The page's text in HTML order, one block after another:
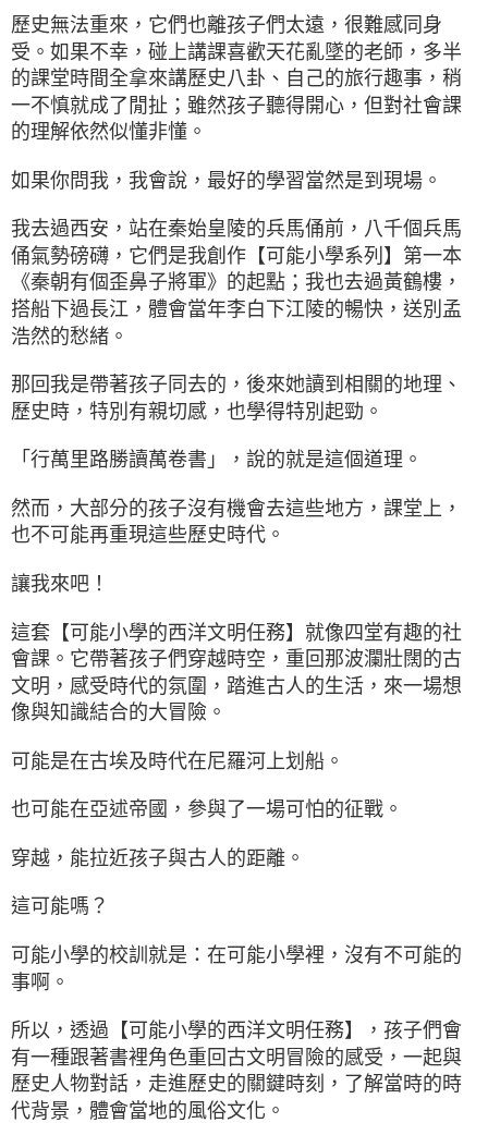
歷史無法重來，它們也離孩子們太遠，很難感同身
受。如果不幸，碰上講課喜歡天花亂墜的老師，多半
的課堂時間全拿來講歷史八卦、自己的旅行趣事，稍
一不慎就成了閒扯；雖然孩子聽得開心，但對社會課
的理解依然似懂非懂。
如果你問我，我會說，最好的學習當然是到現場。
我去過西安，站在秦始皇陵的兵馬俑前，八千個兵馬
俑氣勢磅礴，它們是我創作【可能小學系列】第一本
《秦朝有個歪鼻子將軍》的起點；我也去過黃鶴樓，
搭船下過長江，體會當年李白下江陵的暢快，送別孟
浩然的愁緒。
那回我是帶著孩子同去的，後來她讀到相關的地理、
歷史時，特別有親切感，也學得特別起勁。
「行萬里路勝讀萬卷書」，說的就是這個道理。
然而，大部分的孩子沒有機會去這些地方，課堂上，
也不可能再重現這些歷史時代。
讓我來吧！
這套【可能小學的西洋文明任務】就像四堂有趣的社
會課。它帶著孩子們穿越時空，重回那波瀾壯闊的古
文明，感受時代的氛圍，踏進古人的生活，來一場想
像與知識結合的大冒險。
可能是在古埃及時代在尼羅河上划船。
也可能在亞述帝國，參與了一場可怕的征戰。
穿越，能拉近孩子與古人的距離。
這可能嗎？
可能小學的校訓就是：在可能小學裡，沒有不可能的
事啊。
所以，透過【可能小學的西洋文明任務】，孩子們會
有一種跟著書裡角色重回古文明冒險的感受，一起與
歷史人物對話，走進歷史的關鍵時刻，了解當時的時
代背景，體會當地的風俗文化。